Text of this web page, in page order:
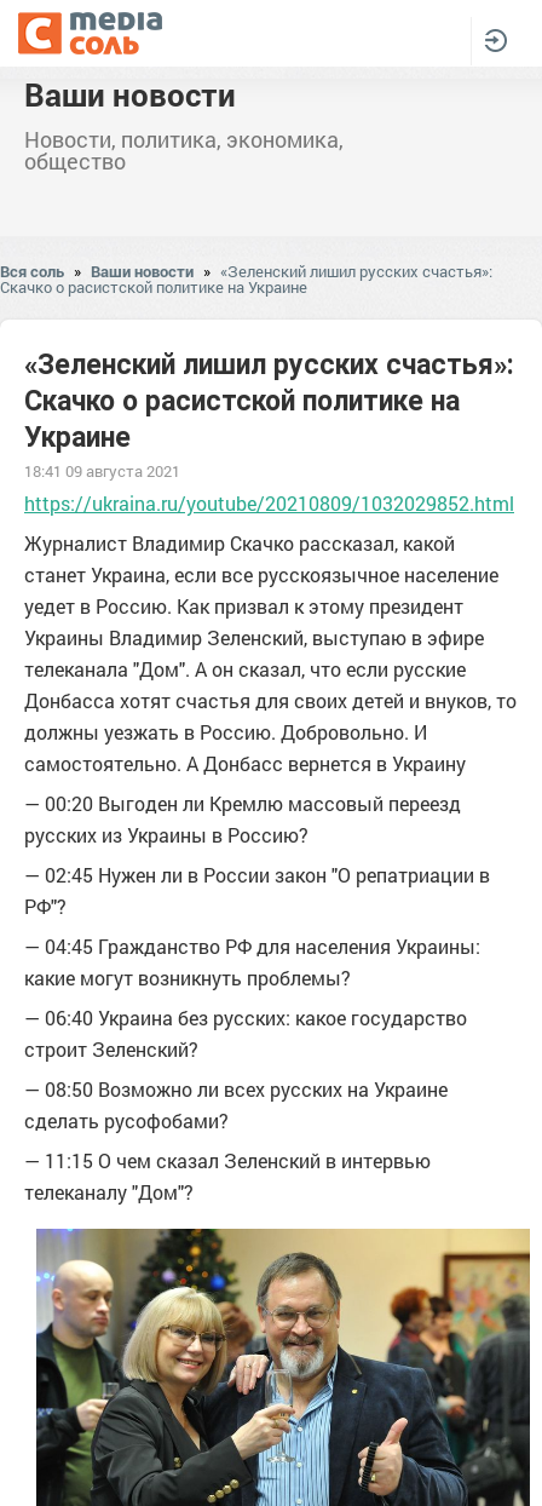
Ваши новости
Новости, политика, экономика,
общество
Вся соль » Ваши новости » «Зеленский лишил русских счастья»:
Скачко о расистской политике на Украине
«Зеленский лишил русских счастья»:
Скачко о расистской политике на
Украине
18:41 09 августа 2021
https://ukraina.ru/youtube/20210809/1032029852.html
Журналист Владимир Скачко рассказал, какой
станет Украина, если все русскоязычное население
уедет в Россию. Как призвал к этому президент
Украины Владимир Зеленский, выступаю в эфире
телеканала "Дом". А он сказал, что если русские
Донбасса хотят счастья для своих детей и внуков, то
должны уезжать в Россию. Добровольно. И
самостоятельно. А Донбасс вернется в Украину
— 00:20 Выгоден ли Кремлю массовый переезд
русских из Украины в Россию?
— 02:45 Нужен ли в России закон "О репатриации в
РФ"?
— 04:45 Гражданство РФ для населения Украины:
какие могут возникнуть проблемы?
— 06:40 Украина без русских: какое государство
строит Зеленский?
— 08:50 Возможно ли всех русских на Украине
сделать русофобами?
— 11:15 О чем сказал Зеленский в интервью
телеканалу "Дом"?